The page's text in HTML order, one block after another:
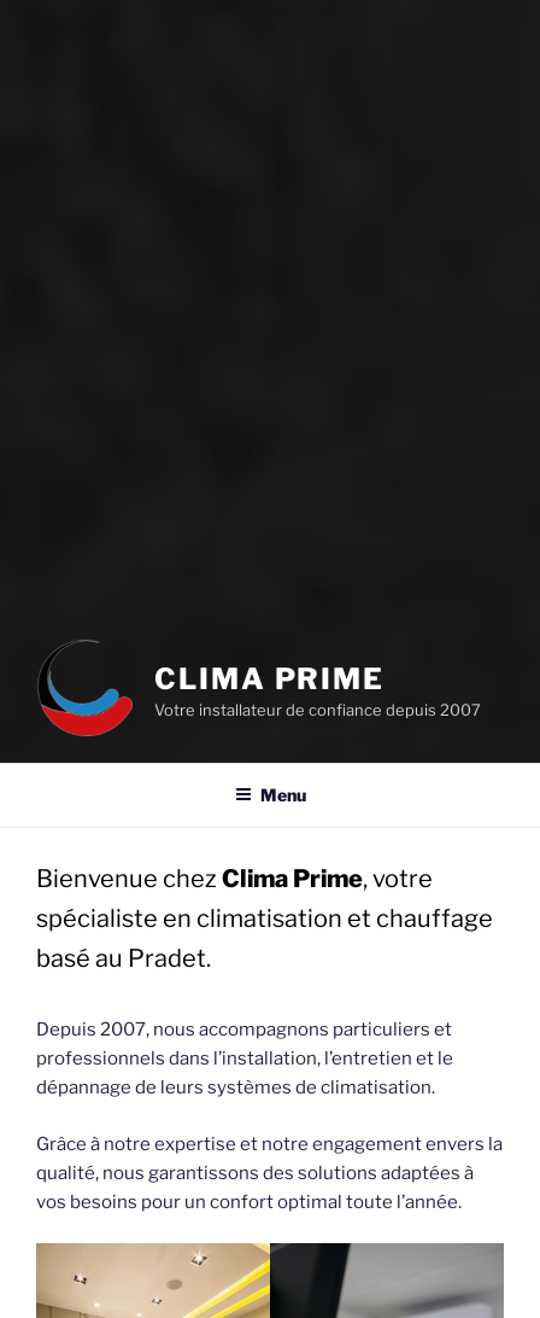
CLIMA PRIME
Votre installateur de confiance depuis 2007
Menu
Bienvenue chez Clima Prime, votre
spécialiste en climatisation et chauffage
basé au Pradet.
Depuis 2007, nous accompagnons particuliers et
professionnels dans l’installation, l’entretien et le
dépannage de leurs systèmes de climatisation.
Grâce à notre expertise et notre engagement envers la
qualité, nous garantissons des solutions adaptées à
vos besoins pour un confort optimal toute l’année.